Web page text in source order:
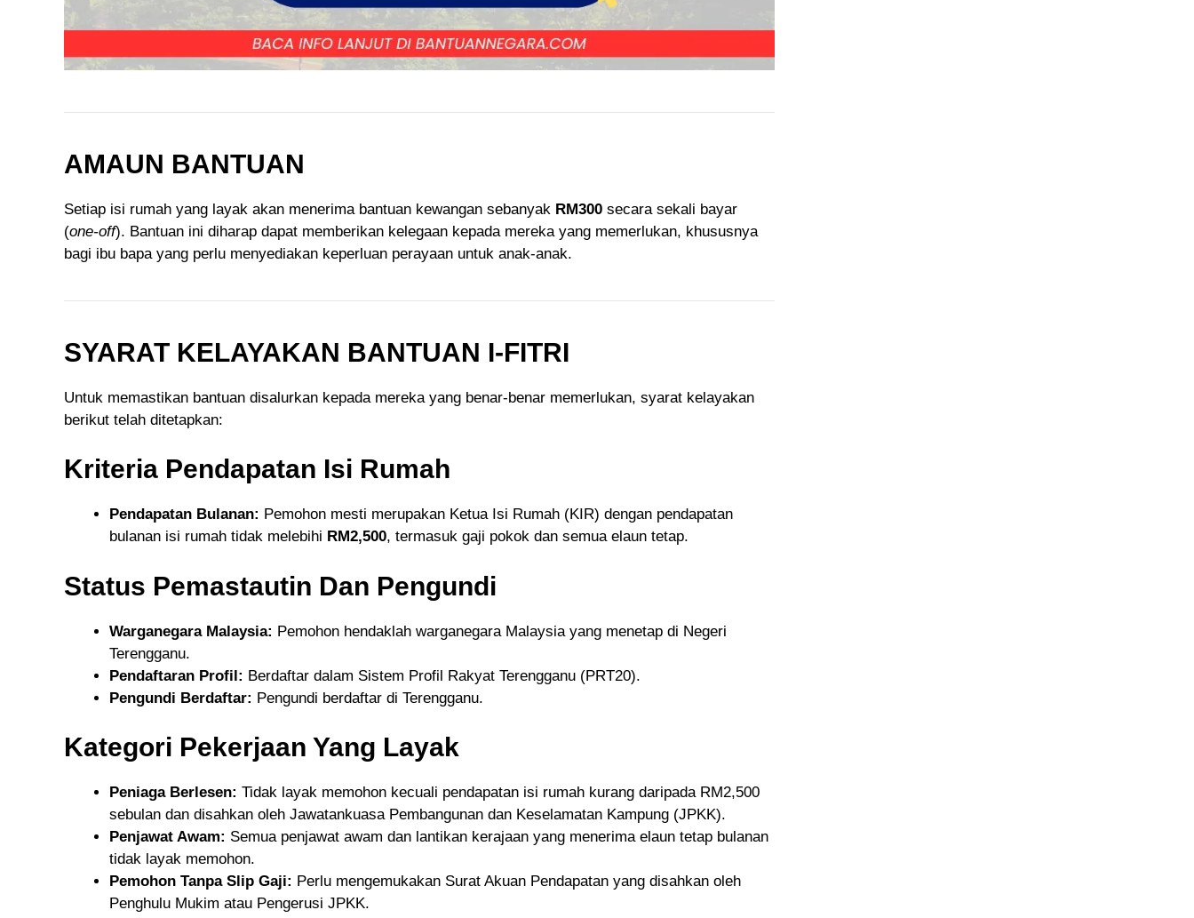
AMAUN BANTUAN
Setiap isi rumah yang layak akan menerima bantuan kewangan sebanyak RM300 secara sekali bayar
(one-off). Bantuan ini diharap dapat memberikan kelegaan kepada mereka yang memerlukan, khususnya
bagi ibu bapa yang perlu menyediakan keperluan perayaan untuk anak-anak.
SYARAT KELAYAKAN BANTUAN I-FITRI
Untuk memastikan bantuan disalurkan kepada mereka yang benar-benar memerlukan, syarat kelayakan
berikut telah ditetapkan:
Kriteria Pendapatan Isi Rumah
Pendapatan Bulanan: Pemohon mesti merupakan Ketua Isi Rumah (KIR) dengan pendapatan
bulanan isi rumah tidak melebihi RM2,500, termasuk gaji pokok dan semua elaun tetap.
Status Pemastautin Dan Pengundi
Warganegara Malaysia: Pemohon hendaklah warganegara Malaysia yang menetap di Negeri
Terengganu.
Pendaftaran Profil: Berdaftar dalam Sistem Profil Rakyat Terengganu (PRT20).
Pengundi Berdaftar: Pengundi berdaftar di Terengganu.
Kategori Pekerjaan Yang Layak
Peniaga Berlesen: Tidak layak memohon kecuali pendapatan isi rumah kurang daripada RM2,500
sebulan dan disahkan oleh Jawatankuasa Pembangunan dan Keselamatan Kampung (JPKK).
Penjawat Awam: Semua penjawat awam dan lantikan kerajaan yang menerima elaun tetap bulanan
tidak layak memohon.
Pemohon Tanpa Slip Gaji: Perlu mengemukakan Surat Akuan Pendapatan yang disahkan oleh
Penghulu Mukim atau Pengerusi JPKK.